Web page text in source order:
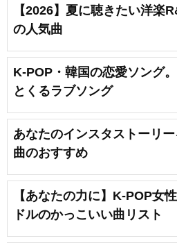
【2026】夏に聴きたい洋楽
の人気曲
K-POP・韓国の恋愛ソング
とくるラブソング
あなたのインスタストーリ
曲のおすすめ
【あなたの力に】K-POP女
ドルのかっこいい曲リスト